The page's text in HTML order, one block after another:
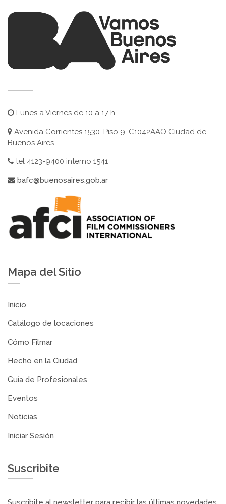
Lunes a Viernes de 10 a 17 h.
Avenida Corrientes 1530. Piso 9, C1042AAO Ciudad de
Buenos Aires.
tel 4123-9400 interno 1541
bafc@buenosaires.gob.ar
Mapa del Sitio
Inicio
Catálogo de locaciones
Cómo Filmar
Hecho en la Ciudad
Guía de Profesionales
Eventos
Noticias
Iniciar Sesión
Suscribite